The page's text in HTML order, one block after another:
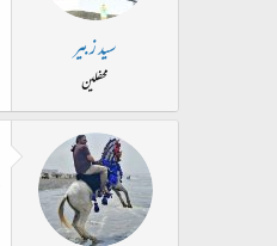
سید زبیر
محفلین